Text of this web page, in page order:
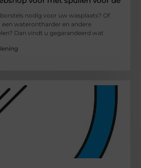
nodig voor uw wasplaats? Of
een waterontharder en andere
Dan vindt u gegarandeerd wat